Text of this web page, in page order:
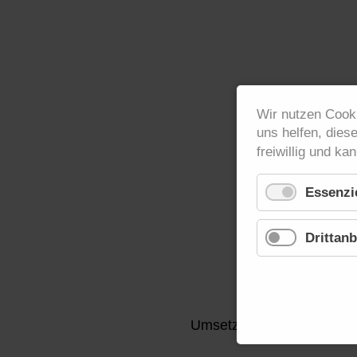
Zielgruppe
Umsetzung und Methodik
Wir nutzen
uns helfen,
freiwillig und